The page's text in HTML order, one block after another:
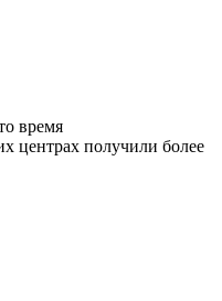
время
центрах получили более